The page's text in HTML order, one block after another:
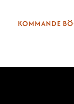
KOMMANDE